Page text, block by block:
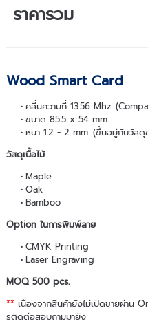
ราคารวม
Wood Smart Card
คลื่นความถี่ 13.56 Mhz.
ขนาด 85.5 x 54 mm.
หนา 1.2 - 2 mm. (ขึ้นอยู่กับวัสดุ
วัสดุเนื้อไม้
Maple
Oak
Bamboo
Option ในการพิมพ์ลาย
CMYK Printing
Laser Engraving
MOQ 500 pcs.
**เนื่องจากสินค้ายังไม่เปิดขายผ่าน
รติดต่อสอบถามมายัง